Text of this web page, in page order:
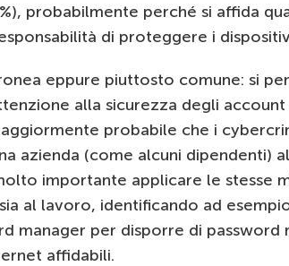
probabilmente perché si affida
di proteggere i
eppure piuttosto comune: si
alla sicurezza degli
probabile che i
azienda (come alcuni dipendenti)
importante applicare le stesse
al lavoro, identificando ad
manager per disporre di
affidabili.